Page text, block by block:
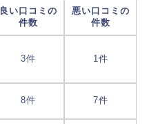
良い口コミの
件数
悪い口コミの
件数
3件 1件
8件 7件